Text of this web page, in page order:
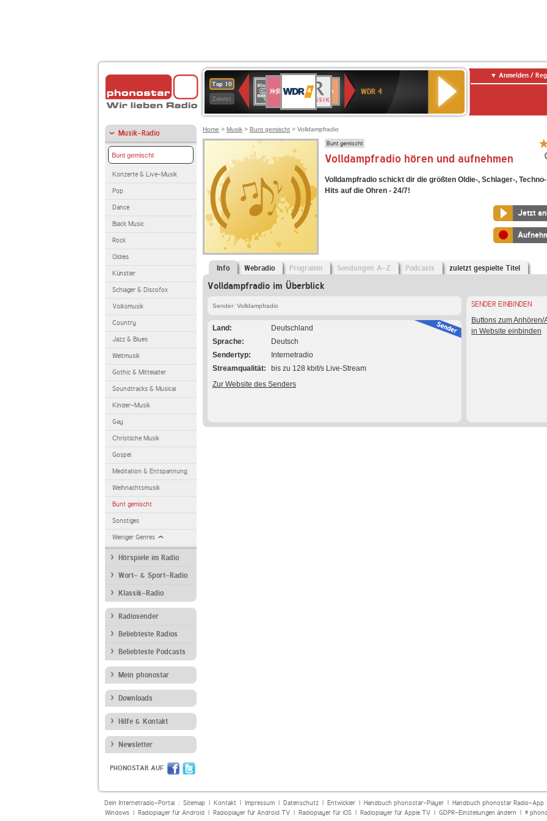
Top 10
Zuletzt
Deutschlandfunk
80er
90er
OLDIE
ANTENNE
4
KLASSIK
Deutschlandfunk
Kultur
Kultur
2
WDR 4
Anmelden /
Musik-Radio
Bunt gemischt
Konzerte & Live-Musik
Pop
Dance
Black Music
Rock
Oldies
Künstler
Schlager & Discofox
Volksmusik
Country
Jazz & Blues
Weltmusik
Gothic & Mittelalter
Soundtracks & Musical
Kinder-Musik
Gay
Christliche Musik
Gospel
Meditation & Entspannung
Weihnachtsmusik
Bunt gemischt
Sonstiges
Weniger Genres
Hörspiele im Radio
Wort- & Sport-Radio
Klassik-Radio
Radiosender
Beliebteste Radios
Beliebteste Podcasts
Mein phonostar
Downloads
Hilfe & Kontakt
Newsletter
PHONOSTAR AUF
Home > Musik > Bunt gemischt > Volldampfradio
Bunt gemischt
Volldampfradio hören und aufnehmen
Volldampfradio schickt dir die größten Oldie-, Schlager-,
Hits auf die Ohren - 24/7!
Jetzt
Info Webradio Programm Sendungen A-Z Podcasts zuletzt gespielte Titel
Volldampfradio im Überblick
Sender: Volldampfradio
Land
Deutschland
Sprache
Deutsch
Sendertyp
Internetradio
Streamqualität
bis zu 128 kbit/s Live-Stream
Zur Website des Senders
SENDER EINBINDEN
Buttons zum Anhören/
in Website einbinden
Dein Internetradio-Portal : Sitemap| Kontakt| Impressum| Datenschutz| Entwickler| Handbuch phonostar-Player| Handbuch phonostar Radio-App
Windows| Radioplayer für Android| Radioplayer für Android TV| Radioplayer für iOS| Radioplayer für Apple TV| GDPR-Einstellungen ändern | ©